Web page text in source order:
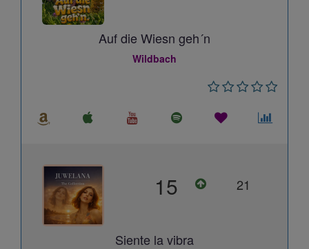
Auf die Wiesn geh´n
Wildbach
15 21
Siente la vibra